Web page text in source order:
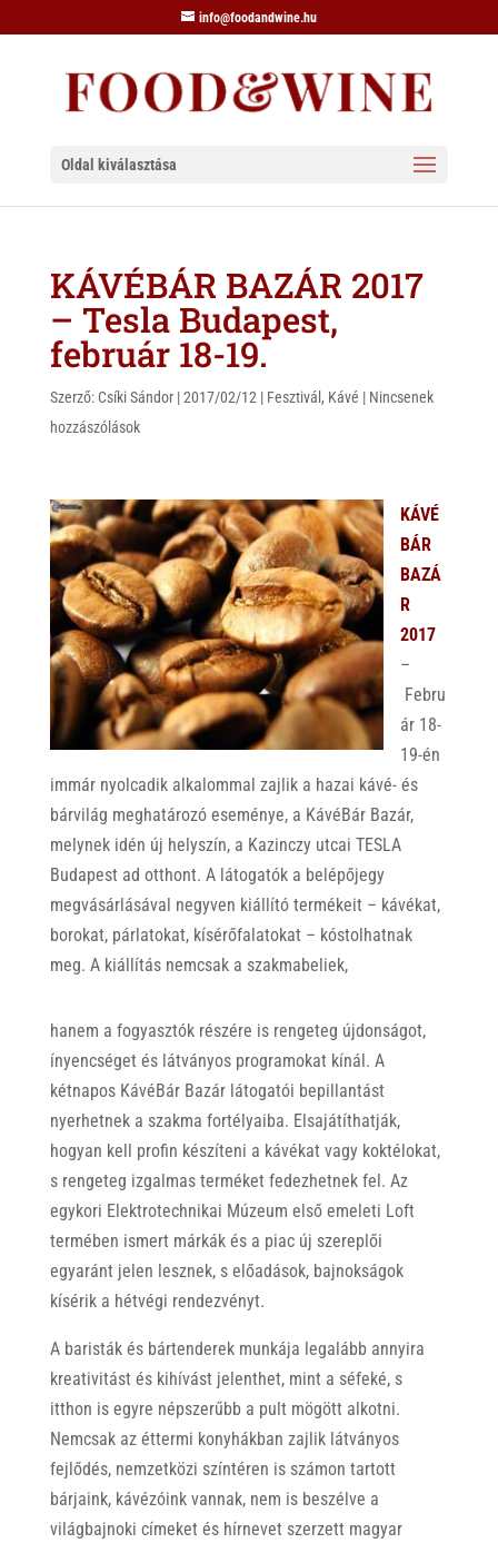
info@foodandwine.hu
Oldal kiválasztása
KÁVÉBÁR BAZÁR 2017
– Tesla Budapest,
február 18-19.
Szerző: Csíki Sándor|2017/02/12 | Fesztivál , Kávé | Nincsenek
hozzászólások
KÁVÉ
BÁR
BAZÁ
R
2017
–
Febru
ár 18-
19-én
immár nyolcadik alkalommal zajlik a hazai kávé- és
bárvilág meghatározó eseménye, a KávéBár Bazár,
melynek idén új helyszín, a Kazinczy utcai TESLA
Budapest ad otthont. A látogatók a belépőjegy
megvásárlásával negyven kiállító termékeit – kávékat,
borokat, párlatokat, kísérőfalatokat – kóstolhatnak
meg. A kiállítás nemcsak a szakmabeliek,
hanem a fogyasztók részére is rengeteg újdonságot,
ínyencséget és látványos programokat kínál. A
kétnapos KávéBár Bazár látogatói bepillantást
nyerhetnek a szakma fortélyaiba. Elsajátíthatják,
hogyan kell profin készíteni a kávékat vagy koktélokat,
s rengeteg izgalmas terméket fedezhetnek fel. Az
egykori Elektrotechnikai Múzeum első emeleti Loft
termében ismert márkák és a piac új szereplői
egyaránt jelen lesznek, s előadások, bajnokságok
kísérik a hétvégi rendezvényt.
A baristák és bártenderek munkája legalább annyira
kreativitást és kihívást jelenthet, mint a séfeké, s
itthon is egyre népszerűbb a pult mögött alkotni.
Nemcsak az éttermi konyhákban zajlik látványos
fejlődés, nemzetközi színtéren is számon tartott
bárjaink, kávézóink vannak, nem is beszélve a
világbajnoki címeket és hírnevet szerzett magyar